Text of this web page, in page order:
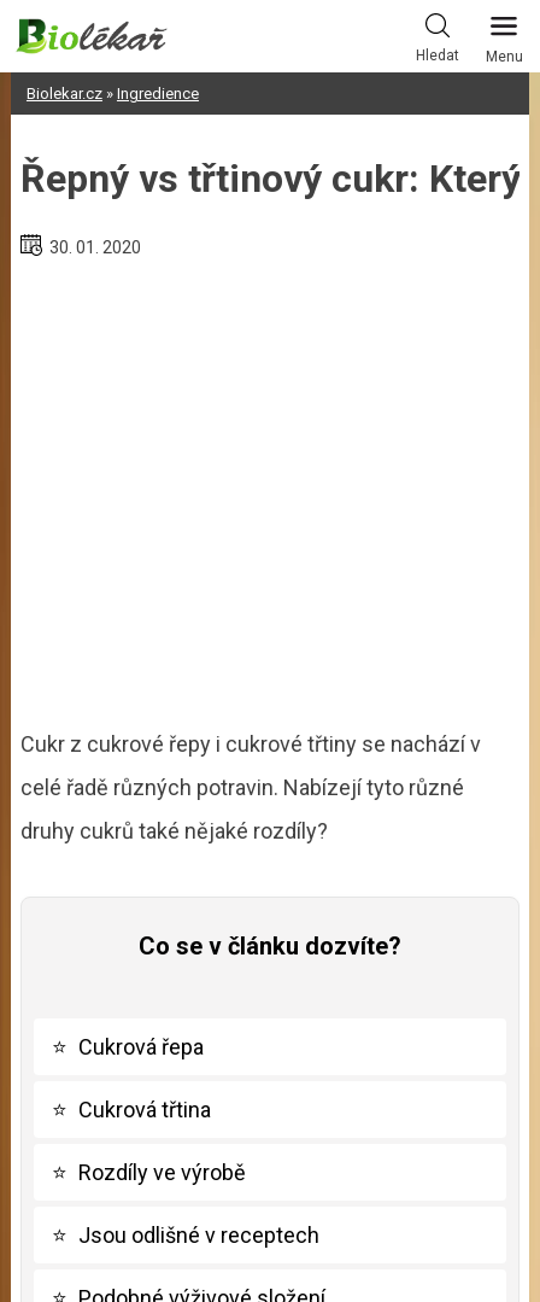
Skip
content
Hledat Menu
Biolekar.cz» Ingredience
Řepný vs třtinový cukr: Který
30. 01. 2020
Cukr z cukrové řepy i cukrové třtiny se nachází v
celé řadě různých potravin. Nabízejí tyto různé
druhy cukrů také nějaké rozdíly?
Co se v článku dozvíte?
⭐ Cukrová řepa
⭐ Cukrová třtina
⭐ Rozdíly ve výrobě
⭐ Jsou odlišné v receptech